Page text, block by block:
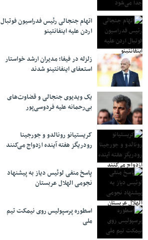
اتهام جنجالی رئیس فدراسیون فوتبال
اردن علیه اینفانتینو
زلزله در فیفا؛ مدیران ارشد خواستار
استعفای اینفانتینو شدند
یک ویدیوی جنجالی و قضاوت‌های
بی‌رحمانه علیه فردوسی‌پور
کریستیانو رونالدو و جورجینا
رودریگز هفته آینده ازدواج می‌کنند
پاسخ منفی لوئیس دیاز به پیشنهاد
نجومی الهلال عربستان
اسطوره پرسپولیس روی نیمکت تیم
ملی